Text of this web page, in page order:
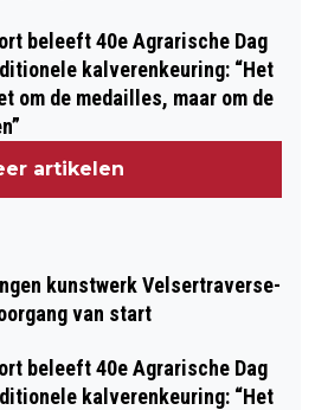
beleeft 40e Agrarische Dag
kalverenkeuring: “Het
om de medailles, maar om de
artikelen
kunstwerk Velsertraverse-
van start
beleeft 40e Agrarische Dag
kalverenkeuring: “Het